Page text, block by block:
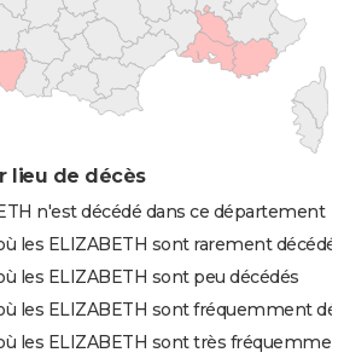
lieu de décès
n'est décédé dans ce département
les ELIZABETH sont rarement
les ELIZABETH sont peu décédés
les ELIZABETH sont fréquemment
les ELIZABETH sont très